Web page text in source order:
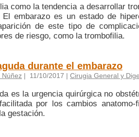
como la tendencia a desarrollar
embarazo es un estado de
de este tipo de
de riesgo, como la trombofilia.
durante el embarazo
Núñez | 11/10/2017 | Cirugia General y
es la urgencia quirúrgica no
por los cambios anatomo-
gestación.